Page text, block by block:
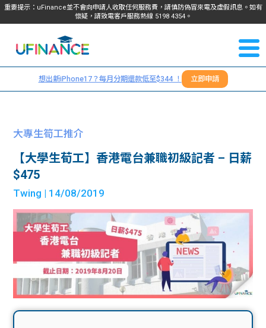
重要提示：uFinance並不會向申請人收取任何服務費，請慎防偽冒來電及虛假訊息。如有
懷疑，請致電客戶服務熱線 5198 4354。
我們
服務
貸款
貸款
計算
機
資訊
Blog
大專
生筍
常見
問題
學生
們
＋
想出新iPhone17？每月分期還款低至$344 ！ 立即申請
大專生筍工推介
【大學生荀工】香港電台兼職初級記者 – 日薪
$475
Twing | 14/08/2019